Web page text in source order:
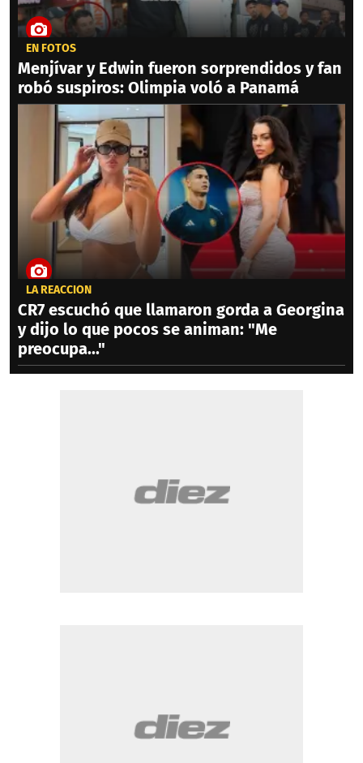
EN FOTOS
Menjívar y Edwin fueron sorprendidos y fan
robó suspiros: Olimpia voló a Panamá
LA REACCIÓN
CR7 escuchó que llamaron gorda a Georgina
y dijo lo que pocos se animan: "Me
preocupa..."